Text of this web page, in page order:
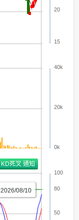
15
20
0k
20k
40k
50
80
100
2026/08/10